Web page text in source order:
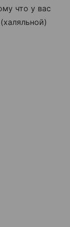
что у вас